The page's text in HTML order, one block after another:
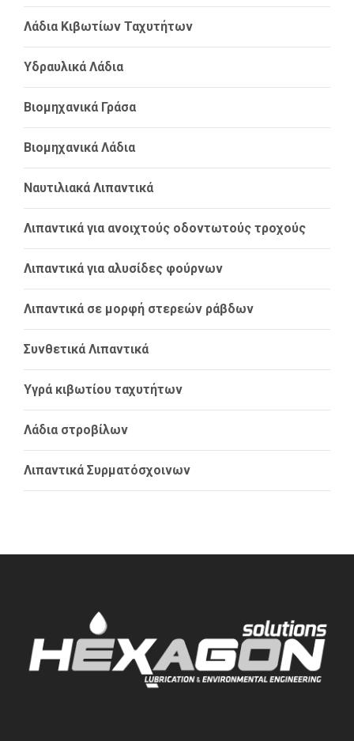
Λάδια Κιβωτίων Ταχυτήτων
Υδραυλικά Λάδια
Βιομηχανικά Γράσα
Βιομηχανικά Λάδια
Ναυτιλιακά Λιπαντικά
Λιπαντικά για ανοιχτούς οδοντωτούς τροχούς
Λιπαντικά για αλυσίδες φούρνων
Λιπαντικά σε μορφή στερεών ράβδων
Συνθετικά Λιπαντικά
Υγρά κιβωτίου ταχυτήτων
Λάδια στροβίλων
Λιπαντικά Συρματόσχοινων